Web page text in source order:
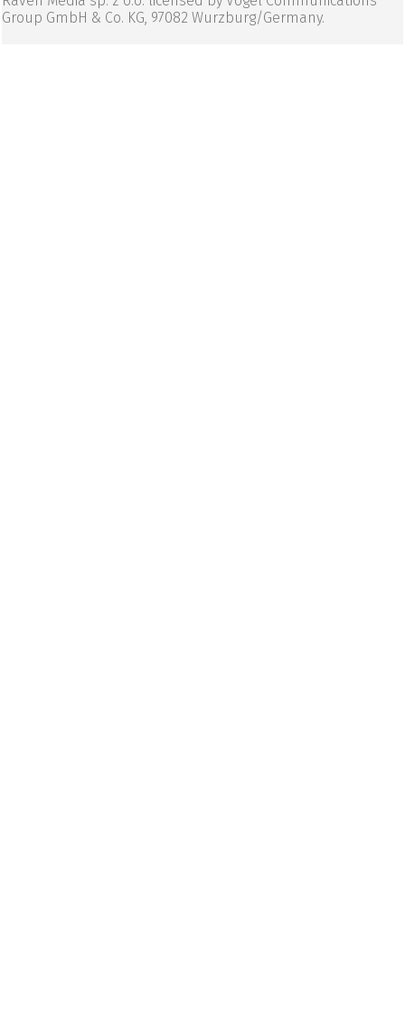
Group GmbH & Co. KG, 97082 Wurzburg/Germany.